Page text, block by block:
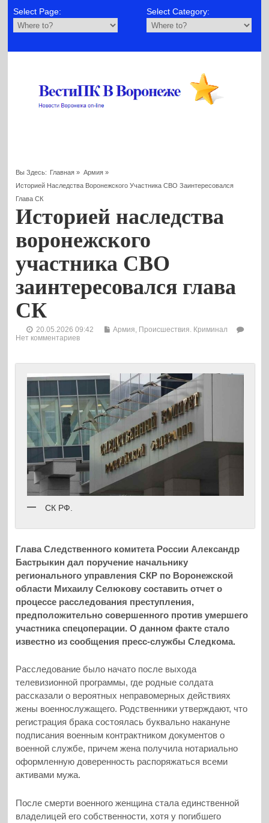
Select Page: Select Category:
Вы Здесь: Главная » Армия»
Историей Наследства Воронежского Участника СВО Заинтересовался
Глава СК
Историей наследства
воронежского
участника СВО
заинтересовался глава
СК
20.05.2026 09:42 Армия Происшествия. Криминал
Нет комментариев
СК РФ.
Глава Следственного комитета России Александр
Бастрыкин дал поручение начальнику
регионального управления СКР по Воронежской
области Михаилу Селюкову составить отчет о
процессе расследования преступления,
предположительно совершенного против умершего
участника спецоперации. О данном факте стало
известно из сообщения пресс-службы Следкома.
Расследование было начато после выхода
телевизионной программы, где родные солдата
рассказали о вероятных неправомерных действиях
жены военнослужащего. Родственники утверждают, что
регистрация брака состоялась буквально накануне
подписания военным контрактником документов о
военной службе, причем жена получила нотариально
оформленную доверенность распоряжаться всеми
активами мужа.
После смерти военного женщина стала единственной
владелицей его собственности, хотя у погибшего